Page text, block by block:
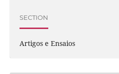
SECTION
Artigos e Ensaios